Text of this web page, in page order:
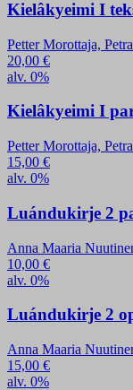
Kielâkyeimi I
Petter Morottaja,
20,00 €
alv. 0%
Kielâkyeimi I
Petter Morottaja,
15,00 €
alv. 0%
Luándukirje 2
Anna Maaria
10,00 €
alv. 0%
Luándukirje 2
Anna Maaria
15,00 €
alv. 0%